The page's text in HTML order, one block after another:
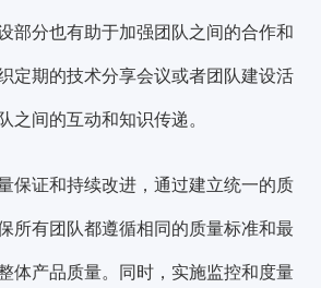
部分也有助于加强团队之间的合作和
定期的技术分享会议或者团队建设活
之间的互动和知识传递。
保证和持续改进，通过建立统一的质
所有团队都遵循相同的质量标准和最
体产品质量。同时， 实施监控和度量